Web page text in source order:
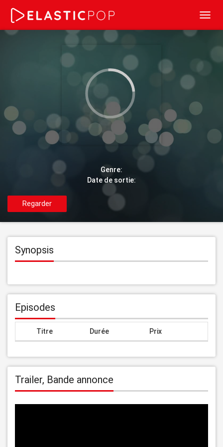
Genre:
Date de sortie:
Regarder
Synopsis
Episodes
Titre Durée Prix
Trailer, Bande annonce